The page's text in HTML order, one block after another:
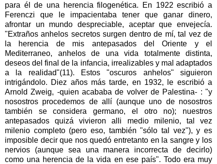
para él de una herencia filogenética. En 1922 escribió a
Ferenczi que le impacientaba tener que ganar dinero,
afrontar un mundo despreciable, aceptar que envejecía.
"Extraños anhelos secretos surgen dentro de mí, tal vez de
la herencia de mis antepasados del Oriente y el
Mediterraneo, anhelos de una vida totalmente distinta,
deseos del final de la infancia, irrealizables y mal adaptados
a la realidad"(11). Estos "oscuros anhelos" siguieron
intrigándolo. Diez años más tarde, en 1932, le escribió a
Arnold Zweig, -quien acababa de volver de Palestina- : "y
nosostros procedemos de allí (aunque uno de nosostros
también se considera germano, el otro no); nuestros
antepasados quizá vivieron alli medio milenio, tal vez
milenio completo (pero eso, también "sólo tal vez"), y es
imposible decir que nos quedó entretanto en la sangre y los
nervios (aunque sea una manera incorrecta de decirlo)
como una herencia de la vida en ese país". Todo era muy